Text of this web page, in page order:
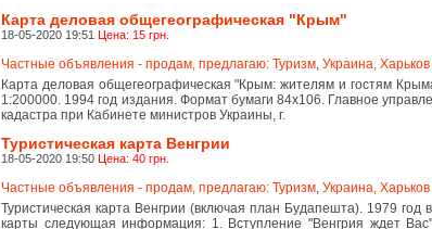
Карта деловая общегеографическая "Крым"
18-05-2020 19:51 Цена: 15 грн.
Частные объявления - продам, предлагаю: Туризм, Украина,
Карта деловая общегеографическая "Крым: жителям и гостям
1:200000. 1994 год издания. Формат бумаги 84х106. Главное
кадастра при Кабинете министров Украины, г.
Туристическая карта Венгрии
18-05-2020 19:50 Цена: 40 грн.
Частные объявления - продам, предлагаю: Туризм, Украина,
Туристическая карта Венгрии (включая план Будапешта). 1979 год
карты следующая информация: 1. Вступление "Венгрия ждет